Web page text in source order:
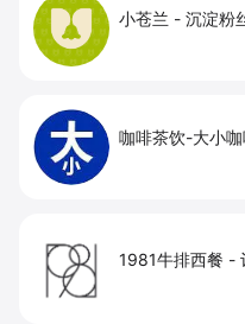
小苍兰 - 沉淀粉
咖啡茶饮-大小
1981牛排西餐 -